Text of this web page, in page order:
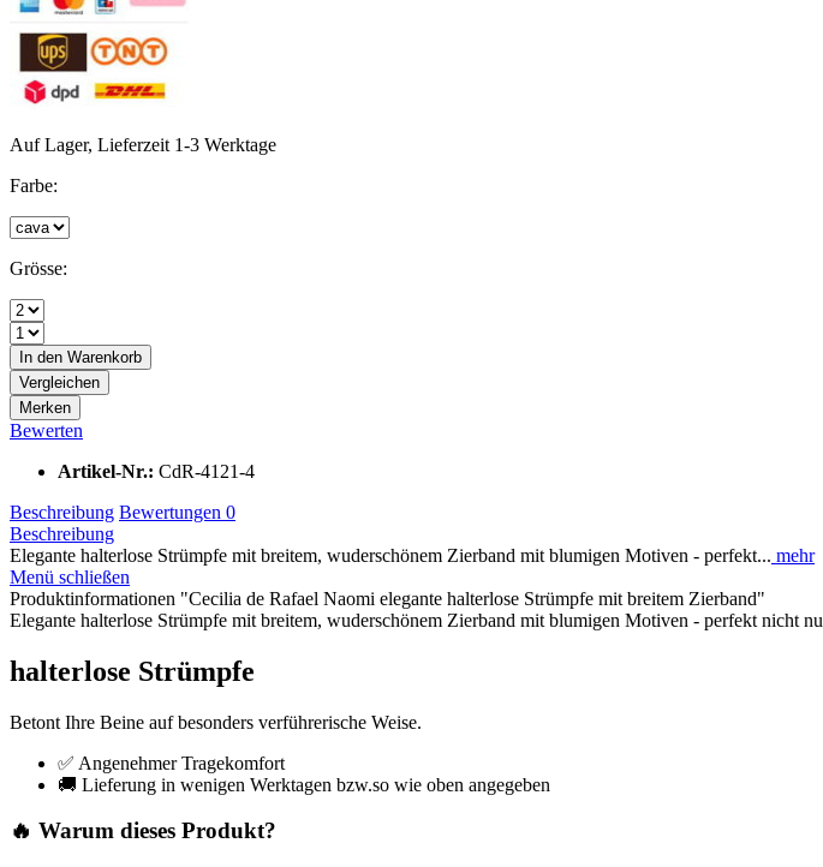
Auf Lager, Lieferzeit 1-3 Werktage
Farbe:
Grösse:
In den Warenkorb
Vergleichen
Merken
Bewerten
Artikel-Nr.: CdR-4121-4
Beschreibung Bewertungen 0
Beschreibung
Elegante halterlose Strümpfe mit breitem, wuderschönem Zierband mit blumigen Motiven - perfekt... mehr
Menü schließen
Produktinformationen "Cecilia de Rafael Naomi elegante halterlose Strümpfe mit breitem Zierband"
Elegante halterlose Strümpfe mit breitem, wuderschönem Zierband mit blumigen Motiven - perfekt nicht
halterlose Strümpfe
Betont Ihre Beine auf besonders verführerische Weise.
✅ Angenehmer Tragekomfort
🚚 Lieferung in wenigen Werktagen bzw.so wie oben angegeben
🔥 Warum dieses Produkt?